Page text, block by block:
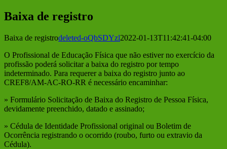
Baixa de registro
Baixa de registrodeleted-oQbSDYzl2022-01-13T11:42:41-04:00
O Profissional de Educação Física que não estiver no exercício da
profissão poderá solicitar a baixa do registro por tempo
indeterminado. Para requerer a baixa do registro junto ao
CREF8/AM-AC-RO-RR é necessário encaminhar:
» Formulário Solicitação de Baixa do Registro de Pessoa Física,
devidamente preenchido, datado e assinado;
» Cédula de Identidade Profissional original ou Boletim de
Ocorrência registrando o ocorrido (roubo, furto ou extravio da
Cédula).